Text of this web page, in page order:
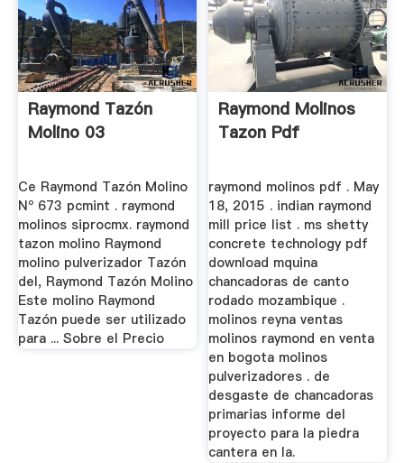
Raymond Tazón
Molino 03
Ce Raymond Tazón Molino
Nº 673 pcmint . raymond
molinos siprocmx. raymond
tazon molino Raymond
molino pulverizador Tazón
del, Raymond Tazón Molino
Este molino Raymond
Tazón puede ser utilizado
para ... Sobre el Precio
Raymond Molinos
Tazon Pdf
raymond molinos pdf . May
18, 2015 . indian raymond
mill price list . ms shetty
concrete technology pdf
download mquina
chancadoras de canto
rodado mozambique .
molinos reyna ventas
molinos raymond en venta
en bogota molinos
pulverizadores . de
desgaste de chancadoras
primarias informe del
proyecto para la piedra
cantera en la.